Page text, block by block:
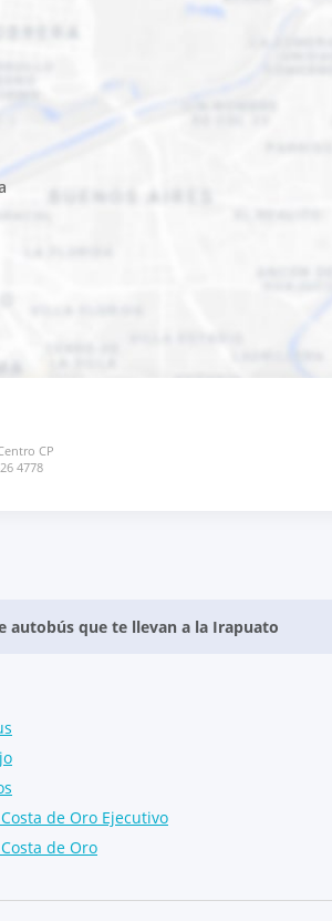
CP
4778
autobús que te llevan a la Irapuato
de Oro Ejecutivo
de Oro